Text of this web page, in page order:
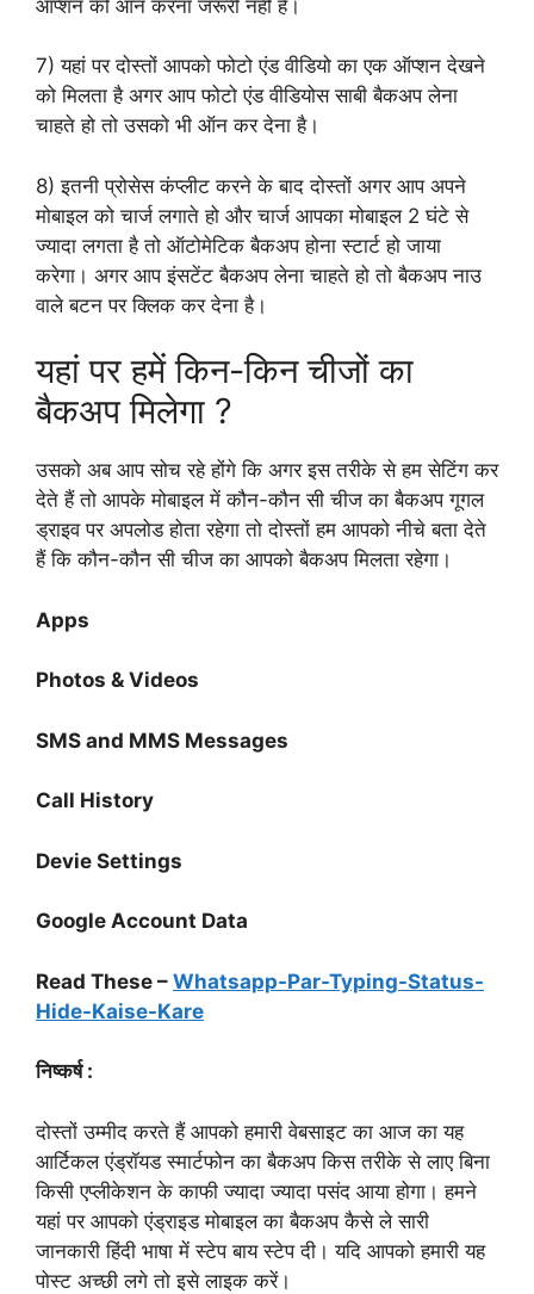
ऑप्शन को ऑन करना जरूरी नहीं है।
7) यहां पर दोस्तों आपको फोटो एंड वीडियो का एक ऑप्शन देखने
को मिलता है अगर आप फोटो एंड वीडियोस साबी बैकअप लेना
चाहते हो तो उसको भी ऑन कर देना है।
8) इतनी प्रोसेस कंप्लीट करने के बाद दोस्तों अगर आप अपने
मोबाइल को चार्ज लगाते हो और चार्ज आपका मोबाइल 2 घंटे से
ज्यादा लगता है तो ऑटोमेटिक बैकअप होना स्टार्ट हो जाया
करेगा। अगर आप इंसटेंट बैकअप लेना चाहते हो तो बैकअप नाउ
वाले बटन पर क्लिक कर देना है।
यहां पर हमें किन-किन चीजों का
बैकअप मिलेगा ?
उसको अब आप सोच रहे होंगे कि अगर इस तरीके से हम सेटिंग कर
देते हैं तो आपके मोबाइल में कौन-कौन सी चीज का बैकअप गूगल
ड्राइव पर अपलोड होता रहेगा तो दोस्तों हम आपको नीचे बता देते
हैं कि कौन-कौन सी चीज का आपको बैकअप मिलता रहेगा।
Apps
Photos & Videos
SMS and MMS Messages
Call History
Devie Settings
Google Account Data
Read These – Whatsapp-Par-Typing-Status-
Hide-Kaise-Kare
निष्कर्ष :
दोस्तों उम्मीद करते हैं आपको हमारी वेबसाइट का आज का यह
आर्टिकल एंड्रॉयड स्मार्टफोन का बैकअप किस तरीके से लाए बिना
किसी एप्लीकेशन के काफी ज्यादा ज्यादा पसंद आया होगा। हमने
यहां पर आपको एंड्राइड मोबाइल का बैकअप कैसे ले सारी
जानकारी हिंदी भाषा में स्टेप बाय स्टेप दी। यदि आपको हमारी यह
पोस्ट अच्छी लगे तो इसे लाइक करें।